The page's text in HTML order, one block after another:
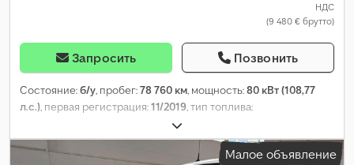
НДС
(9 480 € брутто)
Запросить Позвонить
Состояние:б/у, пробег:78 760 км, мощность:80 кВт (108,77
л.с.), первая регистрация:11/2019, тип топлива:
2 510 кг
передачи:автоматический, количество мест:2, общая длина:
4 560 мм, общая ширина: , общая высота:1 850 мм,
Малое объявление